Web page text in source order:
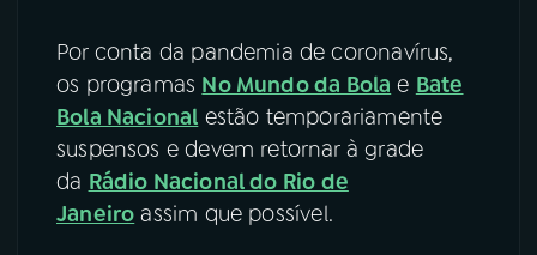
Por conta da pandemia de coronavírus,
os programas No Mundo da Bola e Bate
Bola Nacional estão temporariamente
suspensos e devem retornar à grade
da Rádio Nacional do Rio de
Janeiro assim que possível.